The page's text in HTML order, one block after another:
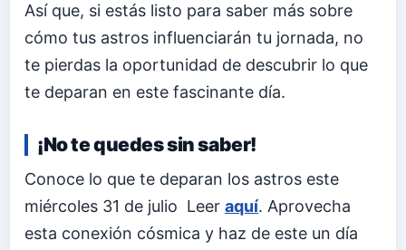
Así que, si estás listo para saber más sobre
cómo tus astros influenciarán tu jornada, no
te pierdas la oportunidad de descubrir lo que
te deparan en este fascinante día.
¡No te quedes sin saber!
Conoce lo que te deparan los astros este
miércoles 31 de julio Leer aquí. Aprovecha
esta conexión cósmica y haz de este un día